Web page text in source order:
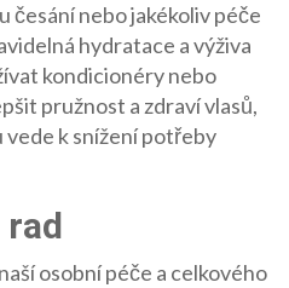
česání nebo jakékoliv péče
hydratace a výživa
kondicionéry nebo
pružnost a zdraví vlasů,
vede k snížení potřeby
rad
osobní péče a celkového